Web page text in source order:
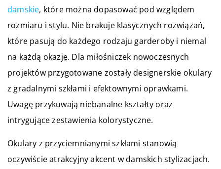
damskie, które można dopasować pod względem
rozmiaru i stylu. Nie brakuje klasycznych rozwiązań,
które pasują do każdego rodzaju garderoby i niemal
na każdą okazję. Dla miłośniczek nowoczesnych
projektów przygotowane zostały designerskie okulary
z gradalnymi szkłami i efektownymi oprawkami.
Uwagę przykuwają niebanalne kształty oraz
intrygujące zestawienia kolorystyczne.
Okulary z przyciemnianymi szkłami stanowią
oczywiście atrakcyjny akcent w damskich stylizacjach.